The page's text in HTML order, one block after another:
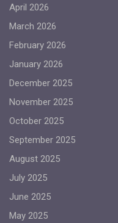
April 2026
March 2026
February 2026
January 2026
December 2025
November 2025
October 2025
September 2025
August 2025
July 2025
June 2025
May 2025